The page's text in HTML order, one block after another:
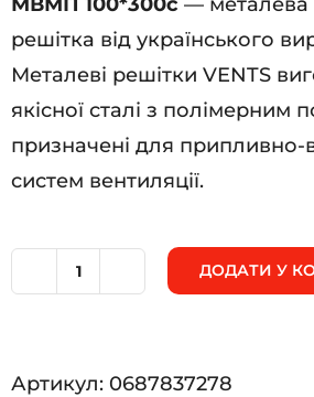
решітка від українського
Металеві решітки VENTS
якісної сталі з полімерним
призначені для припливно-
систем вентиляції.
МВМП
ДОДАТИ У
Артикул: 0687837278